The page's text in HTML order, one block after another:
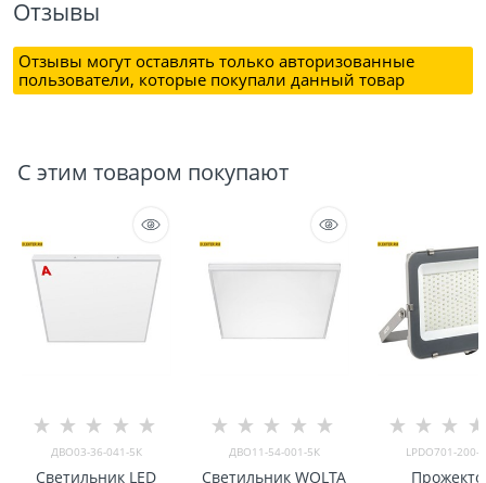
Отзывы
Отзывы могут оставлять только авторизованные
пользователи, которые покупали данный товар
С этим товаром покупают
ДВО03-36-041-5К
Светильник LED
ДВО11-54-001-5К
Светильник WOLTA
LPDO701-200-